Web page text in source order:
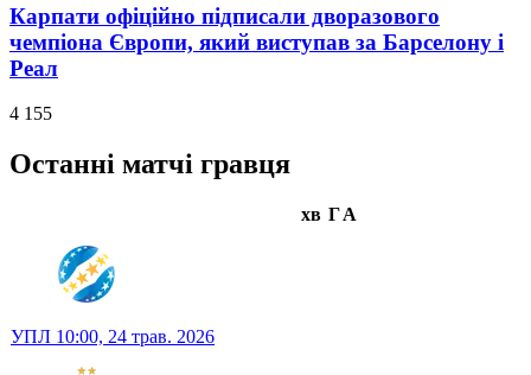
Карпати офіційно підписали дворазового
чемпіона Європи, який виступав за Барселону і
Реал
4 155
Останні матчі гравця
хв ГА
УПЛ 10:00, 24 трав. 2026